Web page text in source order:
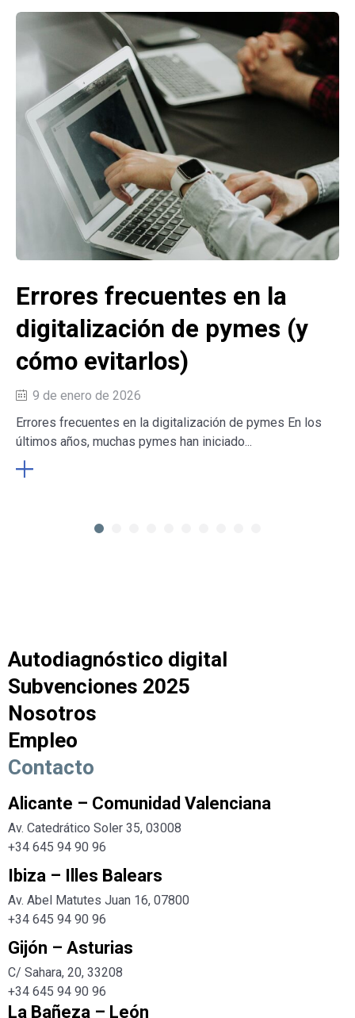
Errores frecuentes en la
digitalización de pymes (y
cómo evitarlos)
9 de enero de 2026
Errores frecuentes en la digitalización de pymes En los
últimos años, muchas pymes han iniciado...
Autodiagnóstico digital
Subvenciones 2025
Nosotros
Empleo
Contacto
Alicante – Comunidad Valenciana
Av. Catedrático Soler 35, 03008
+34 645 94 90 96
Ibiza – Illes Balears
Av. Abel Matutes Juan 16, 07800
+34 645 94 90 96
Gijón – Asturias
C/ Sahara, 20, 33208
+34 645 94 90 96
La Bañeza – León